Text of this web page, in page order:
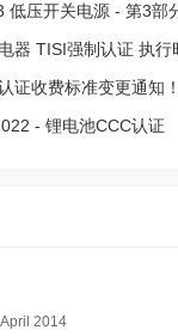
低压开关电源 - 第3部
器 TISI强制认证 执行
证收费标准变更通知！
- 锂电池CCC认证
2014